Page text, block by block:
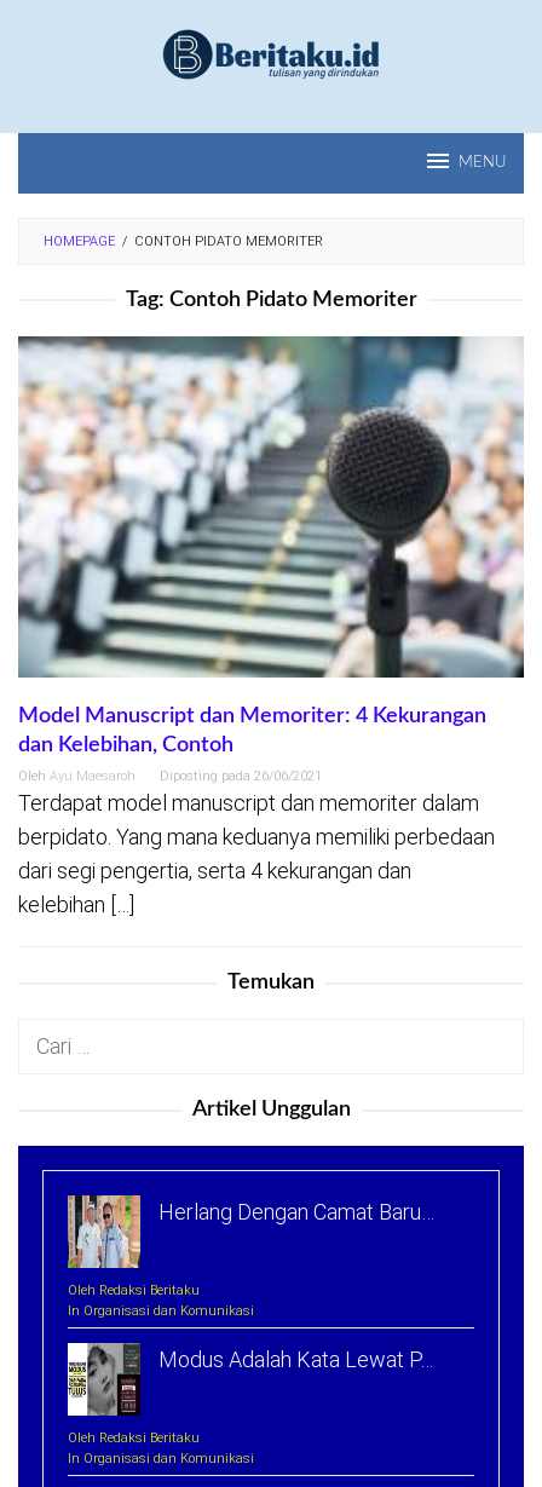
MENU
HOMEPAGE / CONTOH PIDATO MEMORITER
Tag: Contoh Pidato Memoriter
Model Manuscript dan Memoriter: 4 Kekurangan
dan Kelebihan, Contoh
Oleh Ayu Maesaroh Diposting pada 26/06/2021
Terdapat model manuscript dan memoriter dalam
berpidato. Yang mana keduanya memiliki perbedaan
dari segi pengertia, serta 4 kekurangan dan
kelebihan […]
Temukan
Cari
Artikel Unggulan
Herlang Dengan Camat Baru…
Oleh Redaksi Beritaku
In Organisasi dan Komunikasi
Modus Adalah Kata Lewat P…
Oleh Redaksi Beritaku
In Organisasi dan Komunikasi